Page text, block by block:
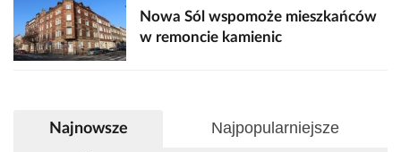
Nowa Sól wspomoże mieszkańców
w remoncie kamienic
Najnowsze Najpopularniejsze